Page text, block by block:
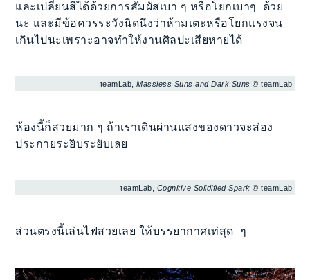
และเปลี่ยนสีได้ด้วยการสัมผัสเบา ๆ หรือโยกเบาๆ ด้วย
นะ และมีข้อควรระวังนิดนึงว่าห้ามเตะหรือโยกแรงจน
เกินไปนะเพราะอาจทำให้งานศิลปะเสียหายได้
teamLab,Massless Suns and Dark Suns © teamLab
ห้องนี้ก็สวยมาก ๆ ถ้าเราเดินผ่านแสงของดาวจะส่อง
ประกายระยิบระยับเลย
teamLab, Cognitive Solidified Spark © teamLab
ส่วนตรงนี้เล่นไฟสวยเลย ให้บรรยากาศเท่สุด ๆ